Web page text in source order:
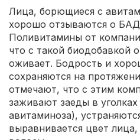
Лица, борющиеся с
хорошо отзываются о
Поливитамины от
что с такой биодобавкой
оживает. Бодрость и
сохраняются на
отмечают, что с этим
заживают заеды в
авитаминоза),
выравнивается цвет